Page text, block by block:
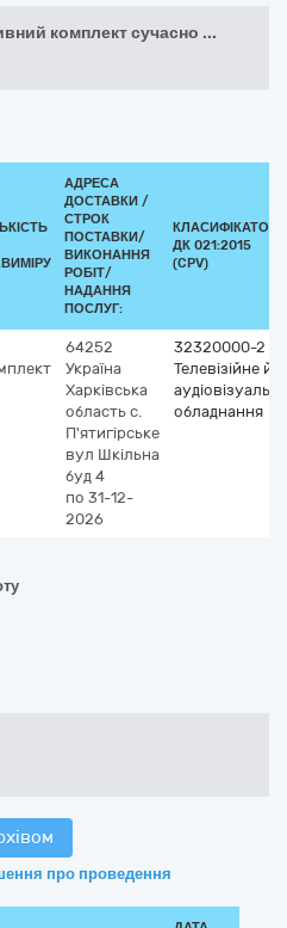
комплект сучасно ...
АДРЕСА
ДОСТАВКИ /
СТРОК
ПОСТАВКИ/
ВИКОНАННЯ
РОБІТ/
НАДАННЯ
ПОСЛУГ:
КЛАСИФІКАТОР
ДК 021:2015
(CPV)
64252
Україна
Харківська
область с.
П'ятигірське
вул Шкільна
буд 4
по 31-12-
2026
32320000-2
Телевізійне й
аудіовізуальне
обладнання
про проведення